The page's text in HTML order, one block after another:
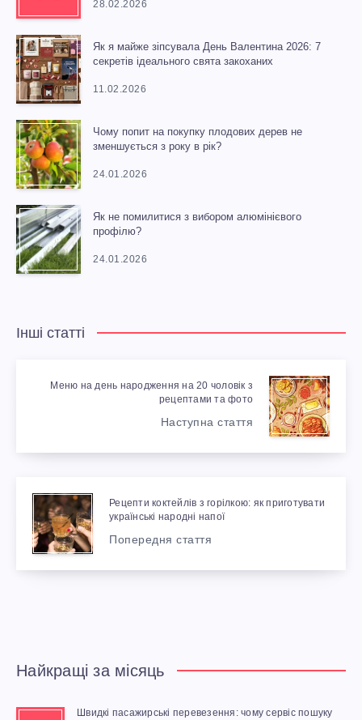
28.02.2026
Як я майже зіпсувала День Валентина 2026: 7
секретів ідеального свята закоханих
11.02.2026
Чому попит на покупку плодових дерев не
зменшується з року в рік?
24.01.2026
Як не помилитися з вибором алюмінієвого
профілю?
24.01.2026
Інші статті
Меню на день народження на 20 чоловік з
рецептами та фото
Наступна стаття
Рецепти коктейлів з горілкою: як приготувати
українські народні напої
Попередня стаття
Найкращі за місяць
Швидкі пасажирські перевезення: чому сервіс пошуку